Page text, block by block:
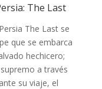
The Last
The Last se
que se embarca
hechicero;
a través
su viaje, el